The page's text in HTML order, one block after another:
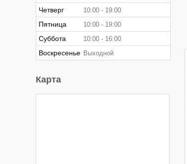
Четверг 10:00 19:00
Пятница 10:00 19:00
Суббота 10:00 16:00
Воскресенье Выходной
Карта